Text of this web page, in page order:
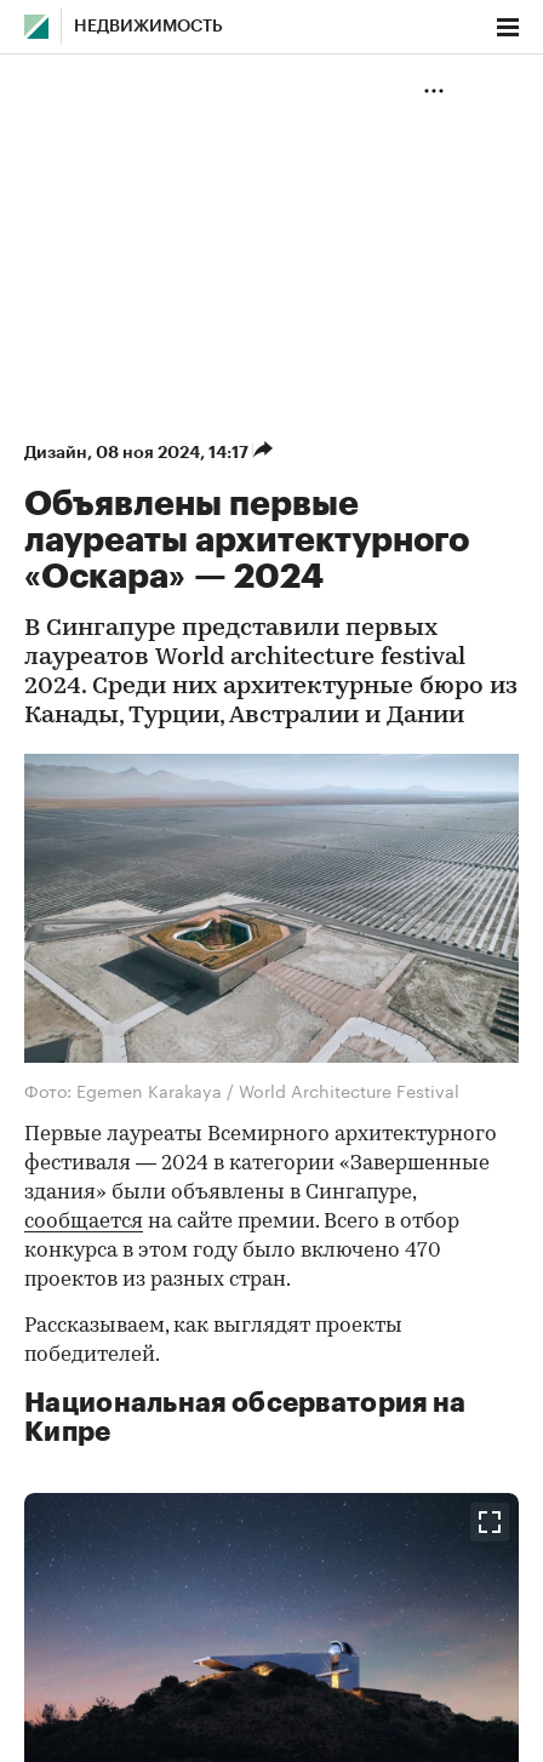
НЕДВИЖИМОСТЬ
Дизайн⁠, 08 ноя 2024, 14:17
Объявлены первые
лауреаты архитектурного
«Оскара» — 2024
В Сингапуре представили первых
лауреатов World architecture festival
2024. Cреди них архитектурные бюро из
Канады, Турции, Австралии и Дании
Фото: Egemen Karakaya / World Architecture Festival
Первые лауреаты Всемирного архитектурного
фестиваля — 2024 в категории «Завершенные
здания» были объявлены в Сингапуре,
сообщается на сайте премии. Всего в отбор
конкурса в этом году было включено 470
проектов из разных стран.
Рассказываем, как выглядят проекты
победителей.
Национальная обсерватория на
Кипре